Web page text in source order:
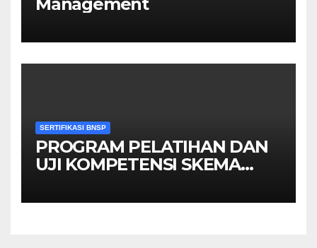
SERTIFIKASI BNSP
PROGRAM PELATIHAN DAN
UJI KOMPETENSI SKEMA
JAUH